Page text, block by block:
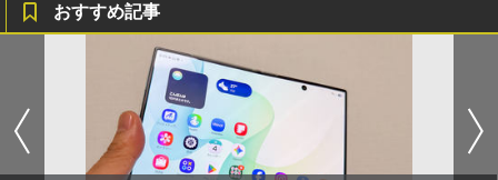
おすすめ記事